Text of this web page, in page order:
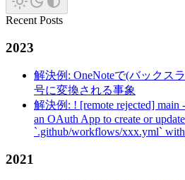
Recent Posts
2023
解決例: OneNoteで(バックス
号に変換される事象
解決例: ! [remote rejected] main
an OAuth App to create or
`.github/workflows/xxx.yml`
2021